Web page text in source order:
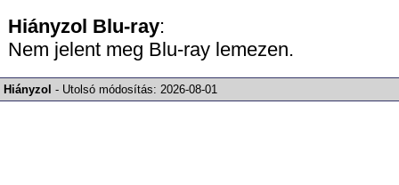
Hiányzol Blu-ray:
Nem jelent meg Blu-ray lemezen.
Hiányzol - Utolsó módosítás: 2026-08-01